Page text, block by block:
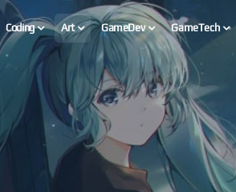
Coding Art GameDev GameTech